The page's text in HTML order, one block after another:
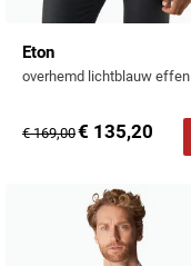
Eton
€ 169,00€ 135,20